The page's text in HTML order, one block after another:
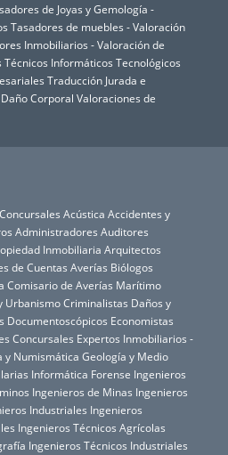
de Joyas y Gemología -
Tasadores de muebles - Valoración
Inmobiliarios - Valoración de
Técnicos Informáticos Tecnológicos
Traducción Jurada e
Corporal Valoraciones de
Acústica Accidentes y
Administradores Auditores
Inmobiliaria Arquitectos
de Cuentas Averías Biólogos
Comisario de Averías Marítimo
UrbanismoCriminalistas Daños y
Documentoscópicos Economistas
Concursales Expertos Inmobiliarios -
y Numismática Geología y Medio
Informática Forense Ingenieros
Ingenieros de Minas Ingenieros
Industriales Ingenieros
Ingenieros Técnicos Agrícolas
Ingenieros Técnicos Industriales